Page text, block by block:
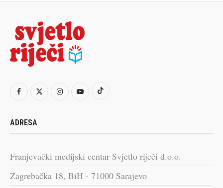
ADRESA
Franjevački medijski centar Svjetlo riječi d.o.o.
Zagrebačka 18, BiH - 71000 Sarajevo